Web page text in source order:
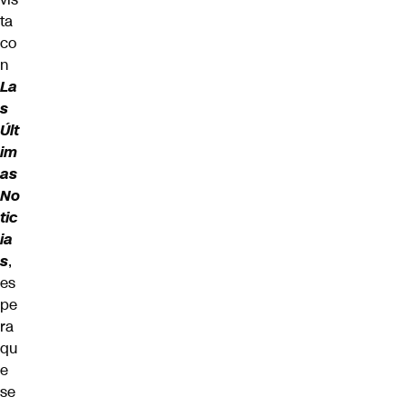
ta
co
n
La
s
Últ
im
as
No
tic
ia
s,
es
pe
ra
qu
e
se